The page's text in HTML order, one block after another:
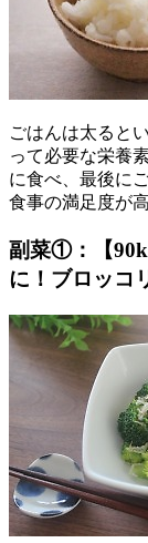
ごはんは太ると
って必要な栄養
に食べ、最後に
食事の満足度が
副菜①：【
に！ブロッコ